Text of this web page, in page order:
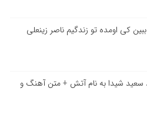
کی اومده تو زندگیم ناصر زینعلی
سعید شیدا به نام آتش + متن آهنگ و